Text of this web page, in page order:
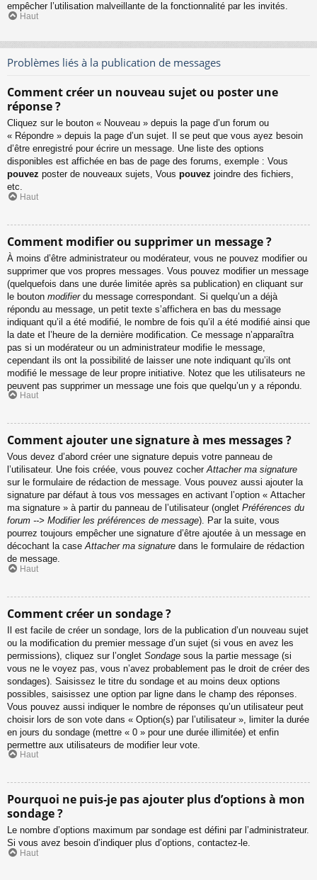
empêcher l’utilisation malveillante de la fonctionnalité par les invités.
Haut
Problèmes liés à la publication de messages
Comment créer un nouveau sujet ou poster une
réponse ?
Cliquez sur le bouton « Nouveau » depuis la page d’un forum ou
« Répondre » depuis la page d’un sujet. Il se peut que vous ayez besoin
d’être enregistré pour écrire un message. Une liste des options
disponibles est affichée en bas de page des forums, exemple : Vous
pouvez poster de nouveaux sujets, Vous pouvez joindre des fichiers,
etc.
Haut
Comment modifier ou supprimer un message ?
À moins d’être administrateur ou modérateur, vous ne pouvez modifier ou
supprimer que vos propres messages. Vous pouvez modifier un message
(quelquefois dans une durée limitée après sa publication) en cliquant sur
le bouton modifierdu message correspondant. Si quelqu’un a déjà
répondu au message, un petit texte s’affichera en bas du message
indiquant qu’il a été modifié, le nombre de fois qu’il a été modifié ainsi que
la date et l’heure de la dernière modification. Ce message n’apparaîtra
pas si un modérateur ou un administrateur modifie le message,
cependant ils ont la possibilité de laisser une note indiquant qu’ils ont
modifié le message de leur propre initiative. Notez que les utilisateurs ne
peuvent pas supprimer un message une fois que quelqu’un y a répondu.
Haut
Comment ajouter une signature à mes messages ?
Vous devez d’abord créer une signature depuis votre panneau de
l’utilisateur. Une fois créée, vous pouvez cocherAttacher ma signature
sur le formulaire de rédaction de message. Vous pouvez aussi ajouter la
signature par défaut à tous vos messages en activant l’option « Attacher
ma signature » à partir du panneau de l’utilisateur (onglet Préférences du
forum --> Modifier les préférences de message). Par la suite, vous
pourrez toujours empêcher une signature d’être ajoutée à un message en
décochant la caseAttacher ma signature dans le formulaire de rédaction
de message.
Haut
Comment créer un sondage ?
Il est facile de créer un sondage, lors de la publication d’un nouveau sujet
ou la modification du premier message d’un sujet (si vous en avez les
permissions), cliquez sur l’onglet Sondage sous la partie message (si
vous ne le voyez pas, vous n’avez probablement pas le droit de créer des
sondages). Saisissez le titre du sondage et au moins deux options
possibles, saisissez une option par ligne dans le champ des réponses.
Vous pouvez aussi indiquer le nombre de réponses qu’un utilisateur peut
choisir lors de son vote dans « Option(s) par l’utilisateur », limiter la durée
en jours du sondage (mettre « 0 » pour une durée illimitée) et enfin
permettre aux utilisateurs de modifier leur vote.
Haut
Pourquoi ne puis-je pas ajouter plus d’options à mon
sondage ?
Le nombre d’options maximum par sondage est défini par l’administrateur.
Si vous avez besoin d’indiquer plus d’options, contactez-le.
Haut